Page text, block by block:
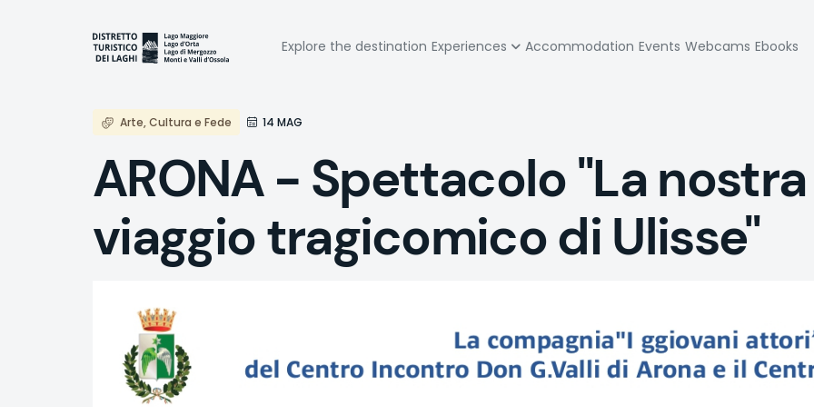
Navigazione
principale
Explore the destination Experiences Accommodation Events Webcams Ebooks
Arte, Cultura e Fede 14 MAG
ARONA - Spettacolo "La
viaggio tragicomico di Ulisse"